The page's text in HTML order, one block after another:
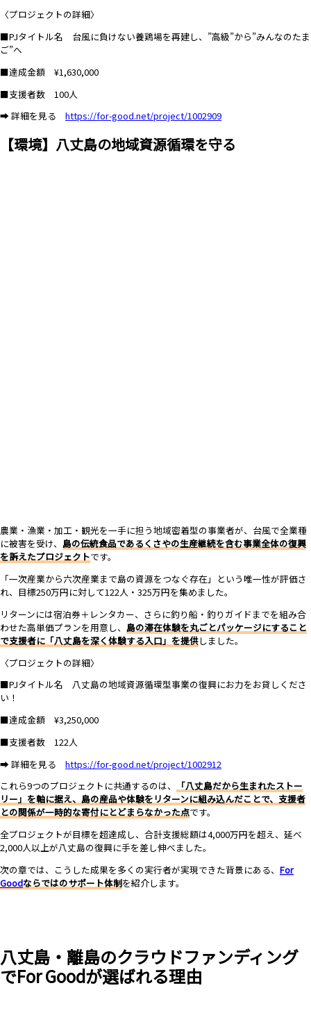
〈プロジェクトの詳細〉
■PJタイトル名 台風に負けない養鶏場を再建し、”高級”から”みんなのたま
ご”へ
■達成金額 ¥1,630,000
■支援者数 100人
➡ 詳細を見る https://for-good.net/project/1002909
【環境】八丈島の地域資源循環を守る
農業・漁業・加工・観光を一手に担う地域密着型の事業者が、台風で全業種
に被害を受け、 島の伝統食品であるくさやの生産継続を含む事業全体の復興
を訴えたプロジェクトです。
「一次産業から六次産業まで島の資源をつなぐ存在」という唯一性が評価さ
れ、目標250万円に対して122人・325万円を集めました。
リターンには宿泊券＋レンタカー、さらに釣り船・釣りガイドまでを組み合
わせた高単価プランを用意し、 島の滞在体験を丸ごとパッケージにすること
で支援者に「八丈島を深く体験する入口」を提供しました。
〈プロジェクトの詳細〉
■PJタイトル名 八丈島の地域資源循環型事業の復興にお力をお貸しくださ
い！
■達成金額 ¥3,250,000
■支援者数 122人
➡ 詳細を見る https://for-good.net/project/1002912
これら9つのプロジェクトに共通するのは、
「八丈島だから生まれたストー
リー」を軸に据え、島の産品や体験をリターンに組み込んだことで、支援者
との関係が一時的な寄付にとどまらなかった点です。
全プロジェクトが目標を超達成し、合計支援総額は4,000万円を超え、延べ
2,000人以上が八丈島の復興に手を差し伸べました。
次の章では、こうした成果を多くの実行者が実現できた背景にある、 For
Goodならではのサポート体制を紹介します。
八丈島・離島のクラウドファンディング
でFor Goodが選ばれる理由